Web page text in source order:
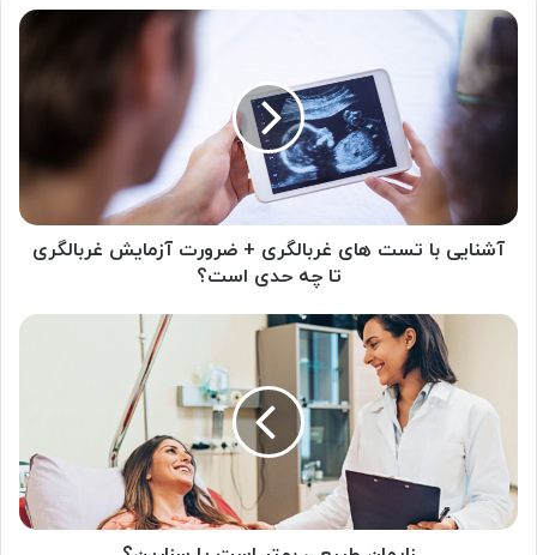
آشنایی
تست
غربالگری
غربالگری
است؟
آشنایی با تست های غربالگری + ضرورت آزمایش غربالگری
تا چه حدی است؟
زایمان
است
سزارین؟